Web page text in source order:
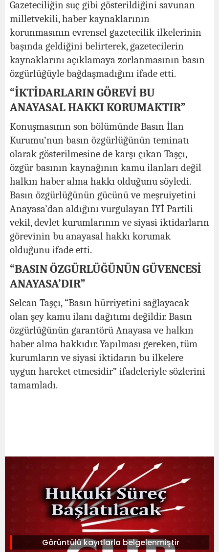
Gazeteciliğin suç gibi gösterildiğini savunan
milletvekili, haber kaynaklarının
korunmasının evrensel gazetecilik ilkelerinin
başında geldiğini belirterek, gazetecilerin
kaynaklarını açıklamaya zorlanmasının basın
özgürlüğüyle bağdaşmadığını ifade etti.
“İKTİDARLARIN GÖREVİ BU
ANAYASAL HAKKI KORUMAKTIR”
Konuşmasının son bölümünde Basın İlan
Kurumu’nun basın özgürlüğünün teminatı
olarak gösterilmesine de karşı çıkan Taşçı,
özgür basının kaynağının kamu ilanları değil
halkın haber alma hakkı olduğunu söyledi.
Basın özgürlüğünün gücünü ve meşruiyetini
Anayasa’dan aldığını vurgulayan İYİ Partili
vekil, devlet kurumlarının ve siyasi iktidarların
görevinin bu anayasal hakkı korumak
olduğunu ifade etti.
“BASIN ÖZGÜRLÜĞÜNÜN GÜVENCESİ
ANAYASA’DIR”
Selcan Taşçı, “Basın hürriyetini sağlayacak
olan şey kamu ilanı dağıtımı değildir. Basın
özgürlüğünün garantörü Anayasa ve halkın
haber alma hakkıdır. Yapılması gereken, tüm
kurumların ve siyasi iktidarın bu ilkelere
uygun hareket etmesidir” ifadeleriyle sözlerini
tamamladı.
Görüntülü kayıtlarla belgelenmiştir